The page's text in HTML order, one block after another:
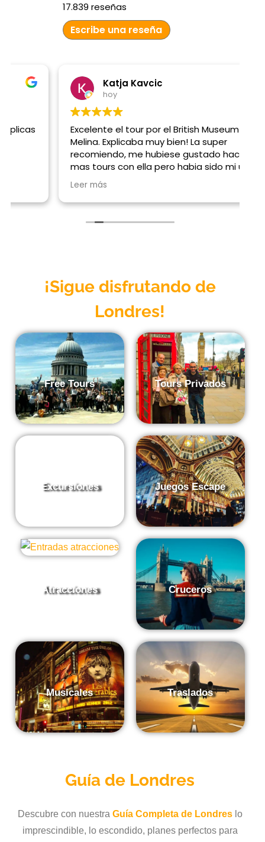
17.839 reseñas
Escribe una reseña
Katja Kavcic
hoy
Excelente el tour por el British Museum con
Melina. Explicaba muy bien! La super
recomiendo, me hubiese gustado hacer
mas tours con ella pero habia sido mi ultimo
dia en Londres
¡Sigue disfrutando de
Londres!
Free Tours Tours Privados
Excursiones Juegos Escape
Atracciones Cruceros
Musicales Traslados
Guía de Londres
Descubre con nuestra Guía Completa de Londres lo
imprescindible, lo escondido, planes perfectos para